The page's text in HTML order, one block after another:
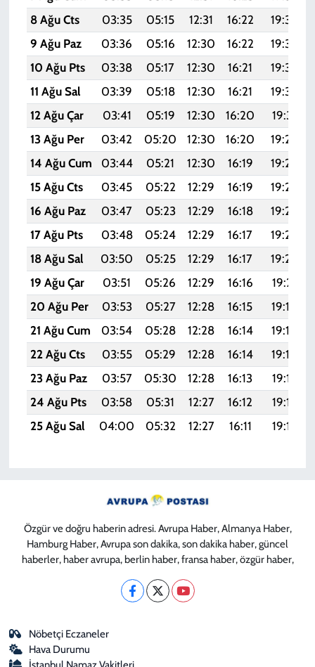
8 Ağu Cts
03:35 05:15 12:31 16:22 19:36
9 Ağu Paz
03:36 05:16 12:30 16:22 19:34
10 Ağu Pts
03:38 05:17 12:30 16:21 19:33
11 Ağu Sal
03:39 05:18 12:30 16:21 19:32
12 Ağu Çar
03:41 05:19 12:30 16:20 19:31
13 Ağu Per
03:42 05:20 12:30 16:20 19:29
14 Ağu Cum
03:44 05:21 12:30 16:19 19:28
15 Ağu Cts
03:45 05:22 12:29 16:19 19:26
16 Ağu Paz
03:47 05:23 12:29 16:18 19:25
17 Ağu Pts
03:48 05:24 12:29 16:17 19:24
18 Ağu Sal
03:50 05:25 12:29 16:17 19:22
19 Ağu Çar
03:51 05:26 12:29 16:16 19:21
20 Ağu Per
03:53 05:27 12:28 16:15 19:19
21 Ağu Cum
03:54 05:28 12:28 16:14 19:18
22 Ağu Cts
03:55 05:29 12:28 16:14 19:16
23 Ağu Paz
03:57 05:30 12:28 16:13 19:15
24 Ağu Pts
03:58 05:31 12:27 16:12 19:13
25 Ağu Sal
04:00 05:32 12:27 16:11 19:12
Özgür ve doğru haberin adresi. Avrupa Haber, Almanya Haber,
Hamburg Haber, Avrupa son dakika, son dakika haber, güncel
haberler, haber avrupa, berlin haber, fransa haber, özgür haber,
Nöbetçi Eczaneler
Hava Durumu